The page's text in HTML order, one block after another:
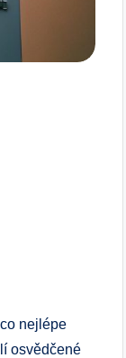
nejlépe
osvědčené